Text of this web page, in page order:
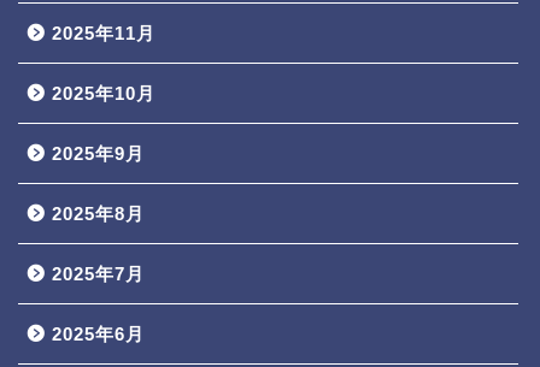
2025年11月
2025年10月
2025年9月
2025年8月
2025年7月
2025年6月